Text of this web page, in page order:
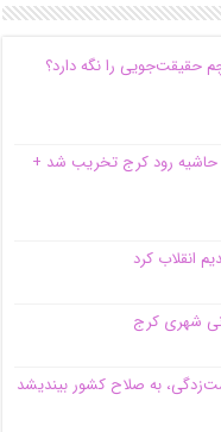
حقیقت‌جویی را نگه دارد؟
حاشیه‌ رود کرج تخریب شد +
به صلاح کشور بیندیشد